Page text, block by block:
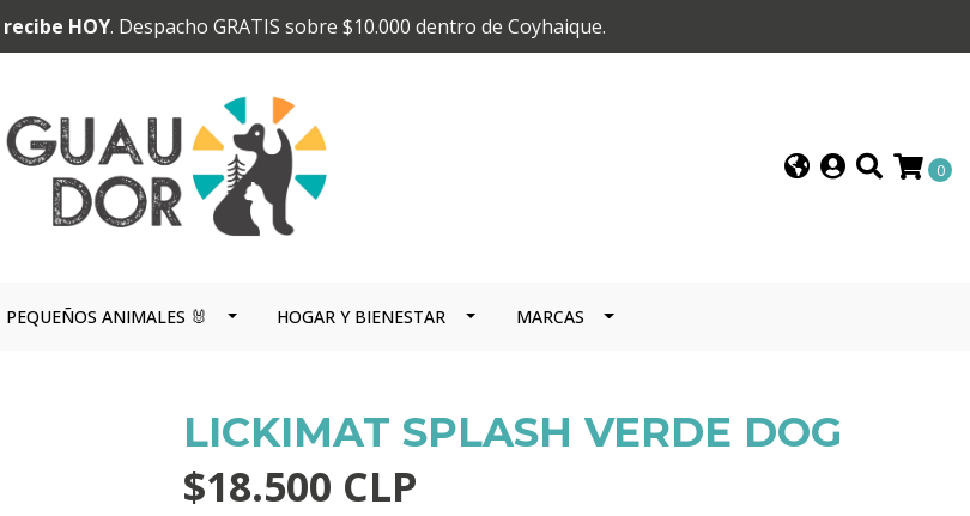
recibe HOY. Despacho GRATIS sobre $10.000 dentro de Coyhaique.
0
PEQUEÑOS ANIMALES 🐰 HOGAR Y BIENESTAR MARCAS
LICKIMAT SPLASH VERDE DOG
$18.500 CLP